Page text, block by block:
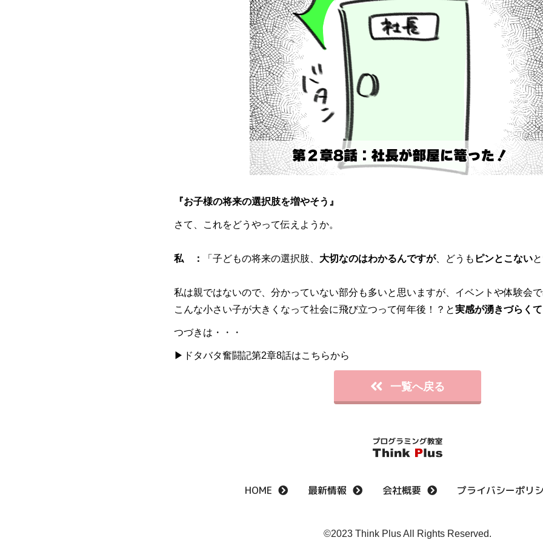
『お子様の将来の選択肢を増やそう』
さて、これをどうやって伝えようか。
私 ： 「子どもの将来の選択肢、 大切なのはわかるんですが、どうも ピンとこない
私は親ではないので、分かっていない部分も多いと思いますが、イベントや体験会で
こんな小さい子が大きくなって社会に飛び立つって何年後！？と実感が湧きづらくて
つづきは・・・
▶︎ドタバタ奮闘記第2章8話はこちらから
一覧へ戻る
HOME 最新情報 会社概要 プライバシーポリ
©︎2023 Think Plus All Rights Reserved.